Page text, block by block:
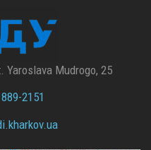
Yaroslava Mudrogo, 25
2151
ua